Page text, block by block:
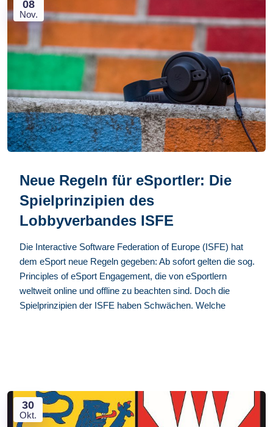
08
Nov.
Neue Regeln für eSportler: Die
Spielprinzipien des
Lobbyverbandes ISFE
Die Interactive Software Federation of Europe (ISFE) hat
dem eSport neue Regeln gegeben: Ab sofort gelten die sog.
Principles of eSport Engagement, die von eSportlern
weltweit online und offline zu beachten sind. Doch die
Spielprinzipien der ISFE haben Schwächen. Welche
30
Okt.